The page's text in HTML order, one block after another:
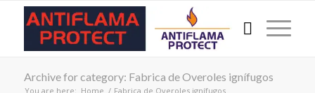
Archive for category: Fabrica de Overoles ignífugos
You are here: Home / Fabrica de Overoles ignífugos